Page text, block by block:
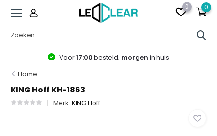
0 0
Voor17:00 besteld, morgen in huis
Home
KING Hoff KH-1863
Merk:KING Hoff